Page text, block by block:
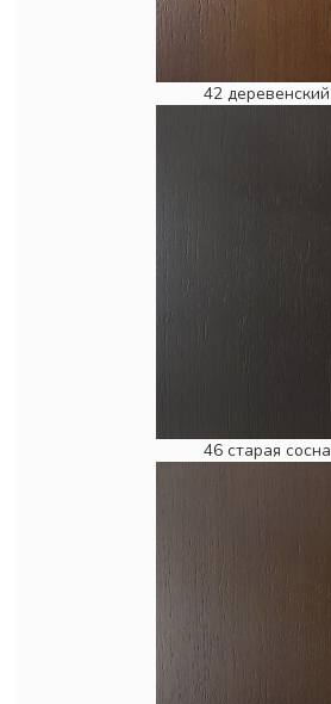
42 деревенский
46 старая сосна